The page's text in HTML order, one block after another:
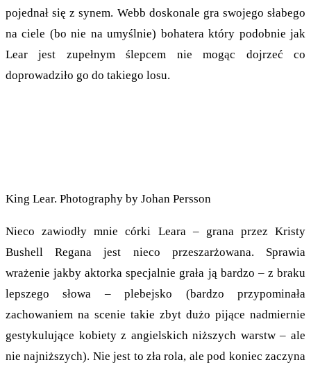
pojednał się z synem. Webb doskonale gra swojego słabego
na ciele (bo nie na umyślnie) bohatera który podobnie jak
Lear jest zupełnym ślepcem nie mogąc dojrzeć co
doprowadziło go do takiego losu.
King Lear. Photography by Johan Persson
Nieco zawiodły mnie córki Leara – grana przez Kristy
Bushell Regana jest nieco przeszarżowana. Sprawia
wrażenie jakby aktorka specjalnie grała ją bardzo – z braku
lepszego słowa – plebejsko (bardzo przypominała
zachowaniem na scenie takie zbyt dużo pijące nadmiernie
gestykulujące kobiety z angielskich niższych warstw – ale
nie najniższych). Nie jest to zła rola, ale pod koniec zaczyna